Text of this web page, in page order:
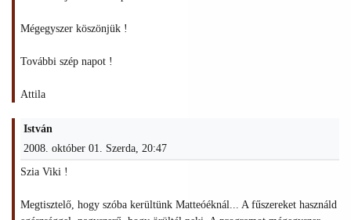
Mégegyszer köszönjük !
További szép napot !
Attila
István
2008. október 01. Szerda, 20:47
Szia Viki !
Megtisztelő, hogy szóba kerültünk Matteóéknál... A fűszereket használd